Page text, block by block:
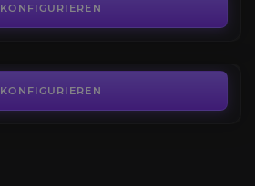
KONFIGURIEREN
KONFIGURIEREN